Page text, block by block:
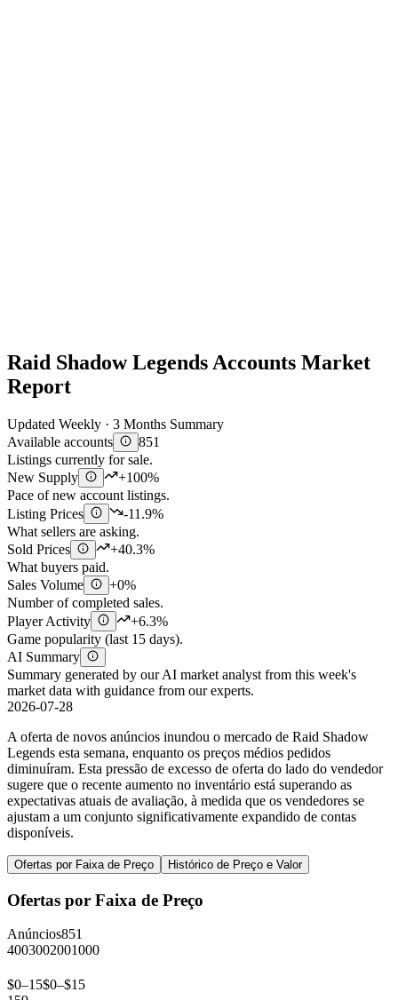
Raid Shadow Legends Accounts Market
Report
Updated Weekly · 3 Months Summary
Available accounts
851
Listings currently for sale.
New Supply
+100%
Pace of new account listings.
Listing Prices
-11.9%
What sellers are asking.
Sold Prices
+40.3%
What buyers paid.
Sales Volume
+0%
Number of completed sales.
Player Activity
+6.3%
Game popularity (last 15 days).
AI Summary
Summary generated by our AI market analyst from this week's
market data with guidance from our experts.
2026-07-28
A oferta de novos anúncios inundou o mercado de Raid Shadow
Legends esta semana, enquanto os preços médios pedidos
diminuíram. Esta pressão de excesso de oferta do lado do vendedor
sugere que o recente aumento no inventário está superando as
expectativas atuais de avaliação, à medida que os vendedores se
ajustam a um conjunto significativamente expandido de contas
disponíveis.
Ofertas por Faixa de Preço Histórico de Preço e Valor
Ofertas por Faixa de Preço
Anúncios851
4003002001000
$0–15$0–$15